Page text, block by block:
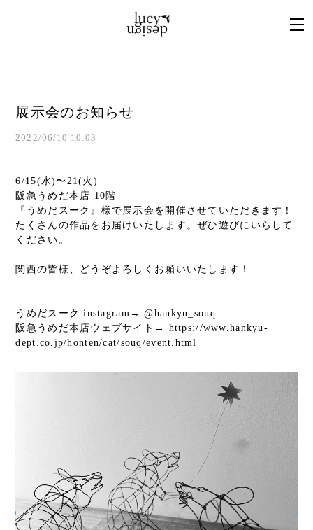
展示会のお知らせ
2022/06/10 10:03
6/15(水)〜21(火)
阪急うめだ本店 10階
『うめだスーク』様で展示会を開催させていただきます！
たくさんの作品をお届けいたします。ぜひ遊びにいらして
ください。
関西の皆様、どうぞよろしくお願いいたします！
うめだスーク instagram→@hankyu_souq
阪急うめだ本店ウェブサイト→ https://www.hankyu-
dept.co.jp/honten/cat/souq/event.html